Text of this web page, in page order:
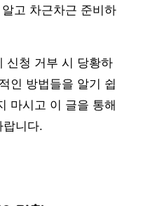
고 차근차근 준비하
신청 거부 시 당황하
인 방법들을 알기 쉽
마시고 이 글을 통해
랍니다.